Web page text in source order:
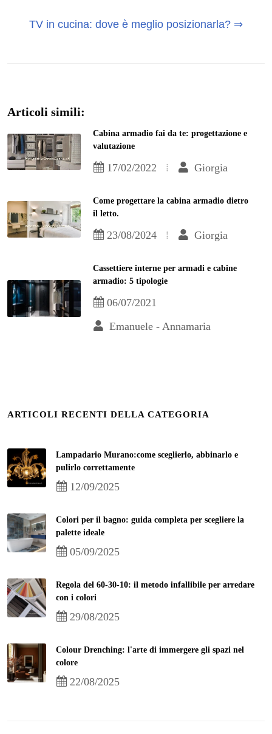
TV in cucina: dove è meglio posizionarla? ⇒
Articoli simili:
Cabina armadio fai da te: progettazione e
valutazione
17/02/2022 Giorgia
Come progettare la cabina armadio dietro
il letto.
23/08/2024 Giorgia
Cassettiere interne per armadi e cabine
armadio: 5 tipologie
06/07/2021
Emanuele - Annamaria
ARTICOLI RECENTI DELLA CATEGORIA
Lampadario Murano:come sceglierlo, abbinarlo e
pulirlo correttamente
12/09/2025
Colori per il bagno: guida completa per scegliere la
palette ideale
05/09/2025
Regola del 60-30-10: il metodo infallibile per arredare
con i colori
29/08/2025
Colour Drenching: l'arte di immergere gli spazi nel
colore
22/08/2025